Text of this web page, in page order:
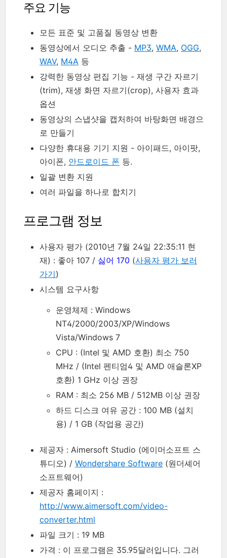
주요 기능
모든 표준 및 고품질 동영상 변환
동영상에서 오디오 추출 - MP3, WMA, OGG,
WAV, M4A 등
강력한 동영상 편집 기능 - 재생 구간 자르기
(trim), 재생 화면 자르기(crop), 사용자 효과
옵션
동영상의 스냅샷을 캡처하여 바탕화면 배경으
로 만들기
다양한 휴대용 기기 지원 - 아이패드, 아이팟,
아이폰, 안드로이드 폰 등.
일괄 변환 지원
여러 파일을 하나로 합치기
프로그램 정보
사용자 평가 (2010년 7월 24일 22:35:11 현
재) : 좋아 107 / 싫어 170 (사용자 평가 보러
가기)
시스템 요구사항
운영체제 : Windows
NT4/2000/2003/XP/Windows
Vista/Windows 7
CPU : (Intel 및 AMD 호환) 최소 750
MHz / (Intel 펜티엄4 및 AMD 애슬론XP
호환) 1 GHz 이상 권장
RAM : 최소 256 MB / 512MB 이상 권장
하드 디스크 여유 공간 : 100 MB (설치
용) / 1 GB (작업용 공간)
제공자 : Aimersoft Studio (에이머소프트 스
튜디오) / Wondershare Software (원더셰어
소프트웨어)
제공자 홈페이지 :
http://www.aimersoft.com/video-
converter.html
파일 크기 : 19 MB
가격 : 이 프로그램은 35.95달러입니다. 그러